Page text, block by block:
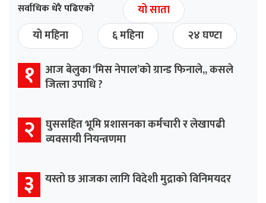
सर्वाधिक धेरै पढिएको
यो साता
यो महिना
६ महिना २४ घण्टा
१ आज बेलुका ‘मिस नेपाल’को ग्रान्ड फिनाले,, कसले
जित्ला उपाधि ?
२ घुससहित भूमि प्रशासनका कर्मचारी र लेखापढी
व्यवसायी नियन्त्रणमा
३ यस्तो छ आजका लागि विदेशी मुद्राको विनिमयदर